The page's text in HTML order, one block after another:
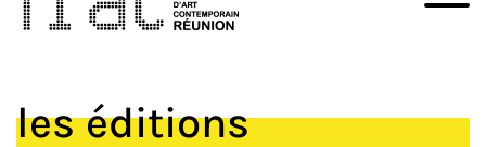
les éditions